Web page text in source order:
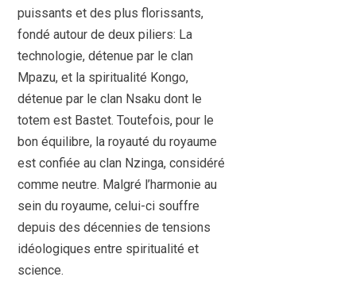
puissants et des plus florissants,
fondé autour de deux piliers: La
technologie, détenue par le clan
Mpazu, et la spiritualité Kongo,
détenue par le clan Nsaku dont le
totem est Bastet. Toutefois, pour le
bon équilibre, la royauté du royaume
est confiée au clan Nzinga, considéré
comme neutre. Malgré l’harmonie au
sein du royaume, celui-ci souffre
depuis des décennies de tensions
idéologiques entre spiritualité et
science.